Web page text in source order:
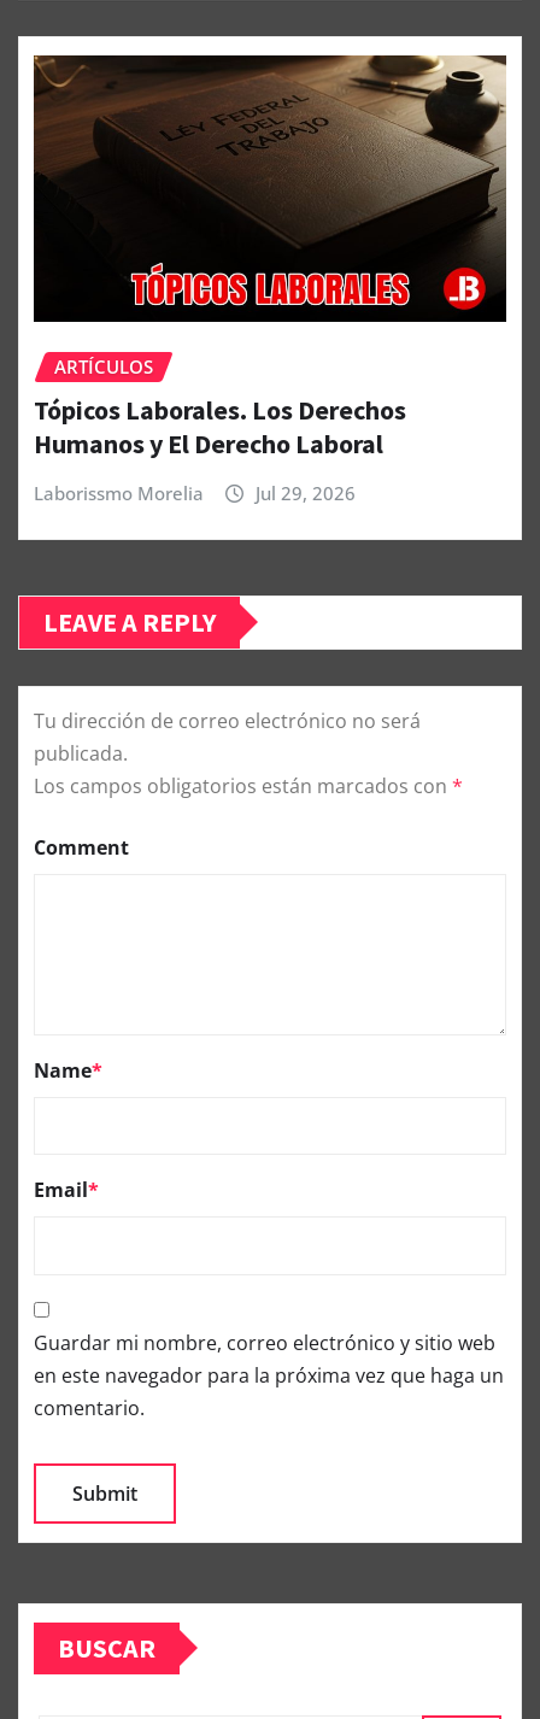
ARTÍCULOS
Tópicos Laborales. Los Derechos
Humanos y El Derecho Laboral
Laborissmo Morelia Jul 29, 2026
LEAVE A REPLY
Tu dirección de correo electrónico no será
publicada.
Los campos obligatorios están marcados con *
Comment
Name*
Email*
Guardar mi nombre, correo electrónico y sitio web
en este navegador para la próxima vez que haga un
comentario.
BUSCAR